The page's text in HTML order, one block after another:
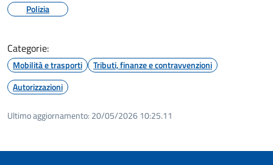
Polizia
Categorie:
Mobilità e trasporti
Tributi, finanze e contravvenzioni
Autorizzazioni
Ultimo aggiornamento: 20/05/2026 10:25.11